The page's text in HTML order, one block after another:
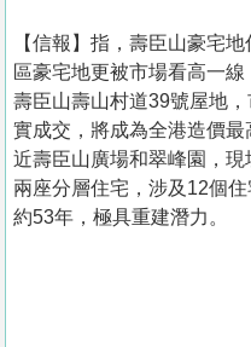
【信報】指，壽臣山豪宅
區豪宅地更被市場看高一
壽臣山壽山村道39號屋地
實成交，將成為全港造價
近壽臣山廣場和翠峰園，
兩座分層住宅，涉及12個
約53年，極具重建潛力。